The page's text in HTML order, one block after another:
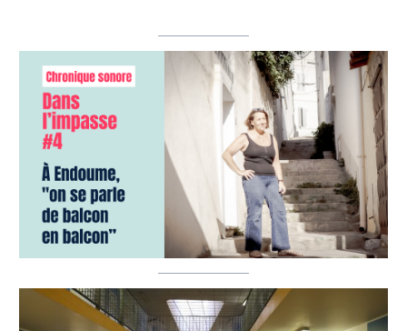
Marie
Leforestier
Julien
Vinzent
NEWSLETTERS
PODCASTS
ÉVÉNEMENTS
POINTS
D'ACCÈS
MARSACTU
ILLIMITÉ
FAQ
NOUS